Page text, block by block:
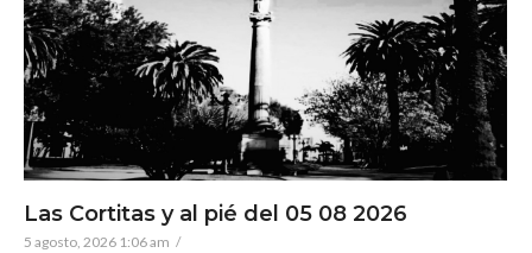
Las Cortitas y al pié del 05 08 2026
5 agosto, 2026 1:06 am /